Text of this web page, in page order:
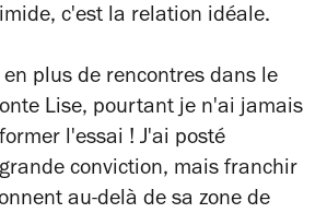
c'est la relation idéale.
en plus de rencontres dans le
Lise, pourtant je n'ai jamais
l'essai ! J'ai posté
conviction, mais franchir
au-delà de sa zone de